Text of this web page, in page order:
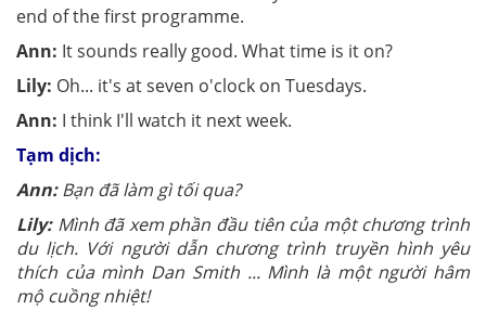
end of the first programme.
Ann: It sounds really good. What time is it on?
Lily: Oh... it's at seven o'clock on Tuesdays.
Ann: I think I'll watch it next week.
Tạm dịch:
Ann:Bạn đã làm gì tối qua?
Lily: Mình đã xem phần đầu tiên của một chương trình
du lịch. Với người dẫn chương trình truyền hình yêu
thích của mình Dan Smith ... Mình là một người hâm
mộ cuồng nhiệt!